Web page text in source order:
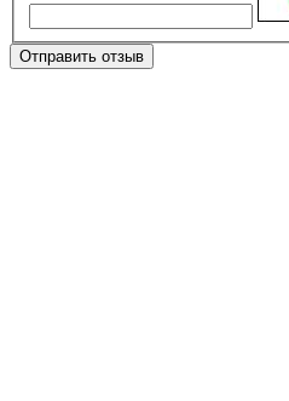
Отправить отзыв